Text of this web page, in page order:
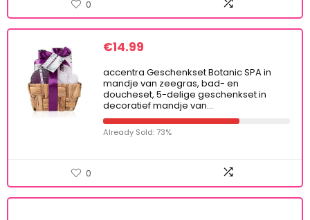
0
€14.99
accentra Geschenkset Botanic SPA in
mandje van zeegras, bad- en
doucheset, 5-delige geschenkset in
decoratief mandje van…
Already Sold: 73%
0